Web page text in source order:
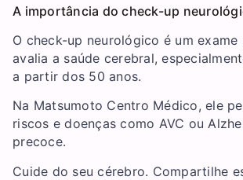
A importância do check-up
O check-up neurológico é um
avalia a saúde cerebral,
a partir dos 50 anos.
Na Matsumoto Centro Médico, ele
riscos e doenças como AVC ou
precoce.
Cuide do seu cérebro. Compartilhe